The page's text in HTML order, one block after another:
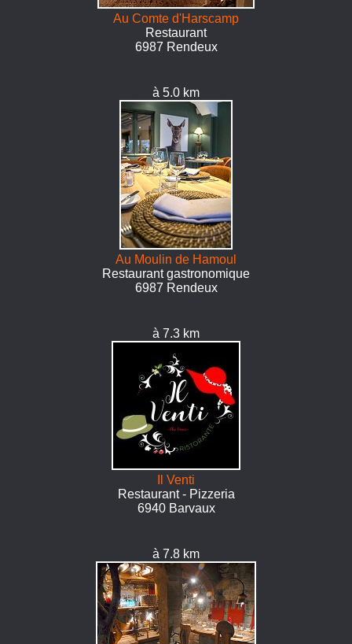
Au Comte d'Harscamp
Restaurant
6987 Rendeux
à 5.0 km
Au Moulin de Hamoul
Restaurant gastronomique
6987 Rendeux
à 7.3 km
Il Venti
Restaurant - Pizzeria
6940 Barvaux
à 7.8 km